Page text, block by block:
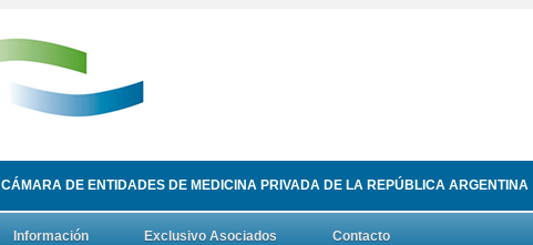
CÁMARA DE ENTIDADES DE MEDICINA PRIVADA DE LA REPÚBLICA ARGENTINA
Información Exclusivo Asociados Contacto